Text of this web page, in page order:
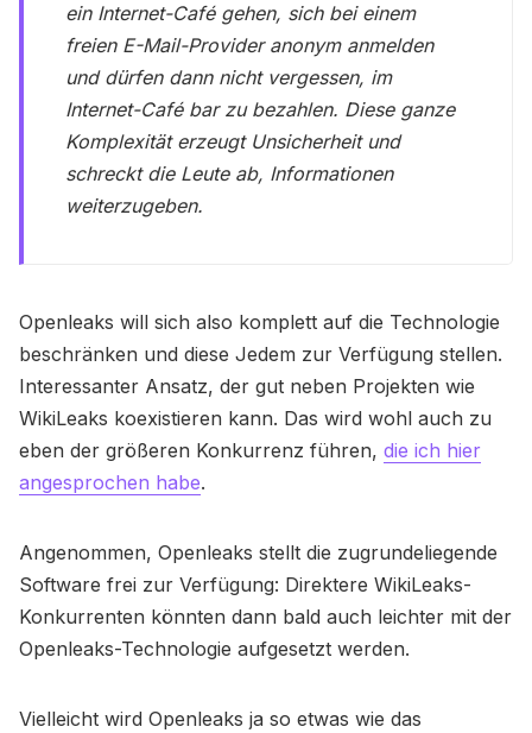
ein Internet-Café gehen, sich bei einem
freien E-Mail-Provider anonym anmelden
und dürfen dann nicht vergessen, im
Internet-Café bar zu bezahlen. Diese ganze
Komplexität erzeugt Unsicherheit und
schreckt die Leute ab, Informationen
weiterzugeben.
Openleaks will sich also komplett auf die Technologie
beschränken und diese Jedem zur Verfügung stellen.
Interessanter Ansatz, der gut neben Projekten wie
WikiLeaks koexistieren kann. Das wird wohl auch zu
eben der größeren Konkurrenz führen, die ich hier
angesprochen habe.
Angenommen, Openleaks stellt die zugrundeliegende
Software frei zur Verfügung: Direktere WikiLeaks-
Konkurrenten könnten dann bald auch leichter mit der
Openleaks-Technologie aufgesetzt werden.
Vielleicht wird Openleaks ja so etwas wie das